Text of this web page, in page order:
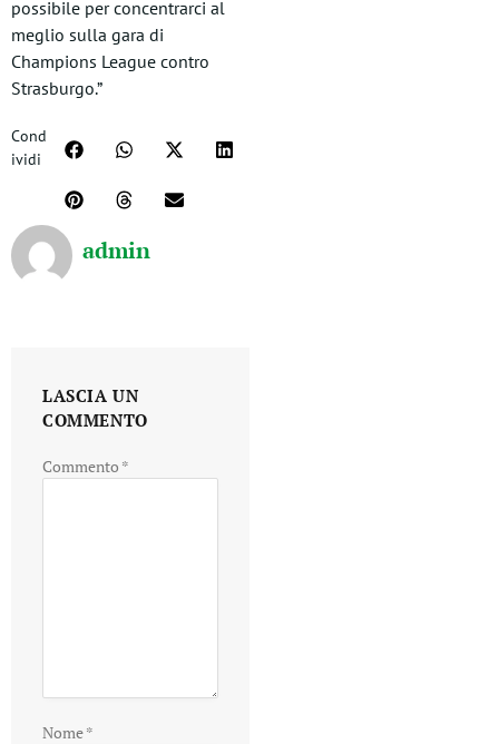
possibile per concentrarci al
meglio sulla gara di
Champions League contro
Strasburgo.”
Cond
ividi
admin
LASCIA UN
COMMENTO
Commento *
Nome*